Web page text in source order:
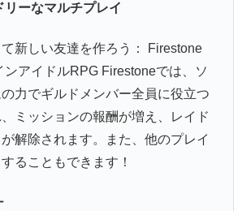
リーなマルチプレイ
新しい友達を作ろう： Firestone
ンアイドルRPG Firestoneでは、ソ
力でギルドメンバー全員に役立つ
ミッションの報酬が増え、レイド
解除されます。また、他のプレイ
ることもできます！